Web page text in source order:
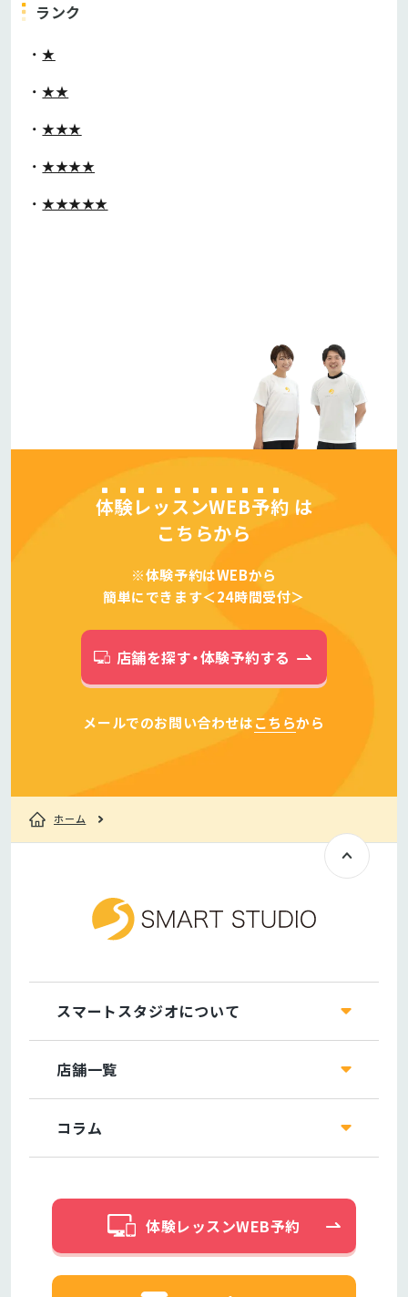
ランク
★
★★
★★★
★★★★
★★★★★
体験レッスンWEB予約 は
こちらから
※体験予約はWEBから
簡単にできます＜24時間受付＞
店舗を探す・体験予約する
メールでのお問い合わせはこちらから
ホーム
スマートスタジオについて
店舗一覧
コラム
体験レッスンWEB予約